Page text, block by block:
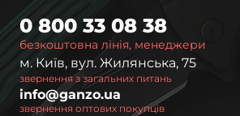
безкоштовна лінія, менеджери
0 800 33 08 38
м. Київ, вул. Жилянська, 75
звернення з загальних питань
info@ganzo.ua
звернення оптових покупців